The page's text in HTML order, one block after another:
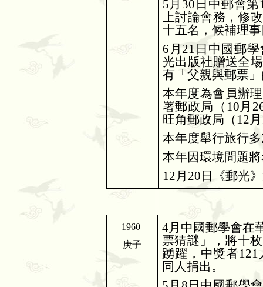
5 月 30 日中郵會第
上討論會務，修
十五名，候補理
6 月 21 日中國郵
光出版社贈送全
有「父親與郵票
本年度為會員辦
署郵政局（ 10 月
旺角郵政局（ 12 月
本年度舉行旅行
本年因環境問題
12 月 20 日《郵光
1960
庚子
4月中國郵學會在
票猜謎」，將十
踴躍，中獎者121
同人捐出。